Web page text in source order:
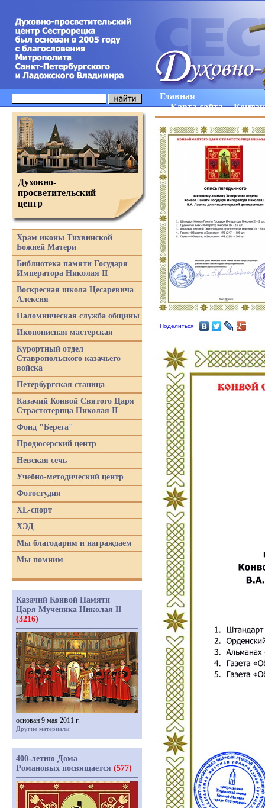
Главная
Карта сайта
Поделиться
Духовно-
просветительский
центр
Храм иконы Тихвинской
Божией Матери
Библиотека памяти Государя
Императора Николая II
Воскресная школа Цесаревича
Алексия
Паломническая служба общины
Иконописная мастерская
Курортный отдел
Ставропольского казачьего
войска
Петербургская станица
Казачий Конвой Святого Царя
Страстотерпца Николая II
Фонд "Берега"
Продюсерский центр
Невская сечь
Учебно-методический центр
Фотостудия
XL-спорт
ХЭД
Мы благодарим и награждаем
Мы помним
Казачий Конвой Памяти
Царя Мученика Николая II
(3216)
основан 9 мая 2011 г.
Другие материалы
400-летию Дома
Романовых посвящается (577)